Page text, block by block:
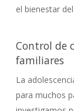
el bienestar
Control de
familiares
La
para muchos